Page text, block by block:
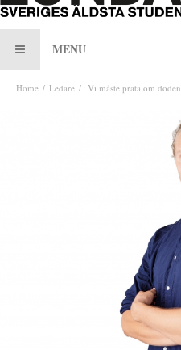
MENU
Home Ledare Vi måste prata om döden